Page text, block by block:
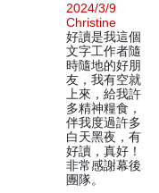
2024/3/9
Christine
好讀是我這個
文字工作者隨
時隨地的好朋
友，我有空就
上來，給我許
多精神糧食，
伴我度過許多
白天黑夜，有
好讀，真好！
非常感謝幕後
團隊。